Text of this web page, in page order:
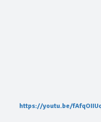
https://youtu.be/